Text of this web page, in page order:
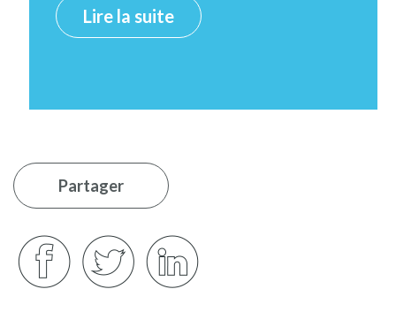
Lire la suite
Partager